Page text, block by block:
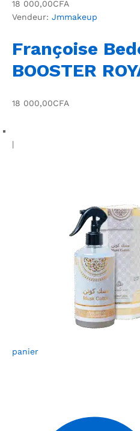
18 000,00CFA
Vendeur: Jmmakeup
Françoise
BOOSTER
18 000,00CFA
|
panier